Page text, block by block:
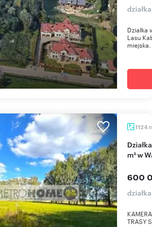
Lasu
1124
Działka usługowa z funkcją mieszkaniową - 1124
m² w
600
TRASY